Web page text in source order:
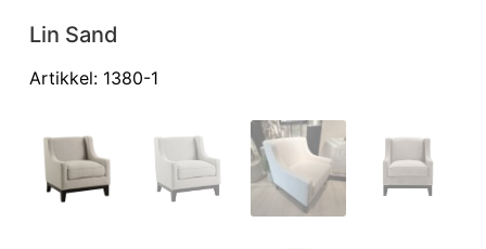
Lin Sand
Artikkel: 1380-1